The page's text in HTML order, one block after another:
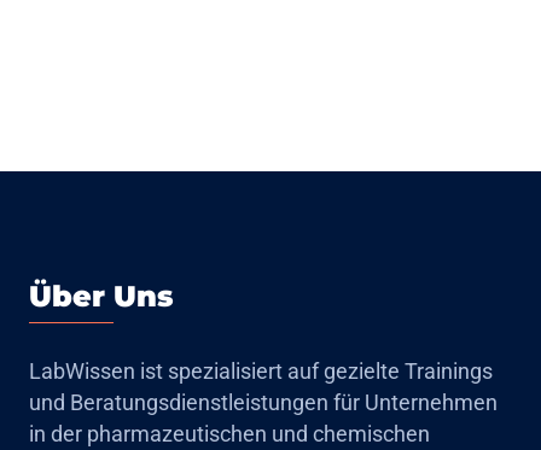
Über Uns
LabWissen ist spezialisiert auf gezielte Trainings
und Beratungsdienstleistungen für Unternehmen
in der pharmazeutischen und chemischen